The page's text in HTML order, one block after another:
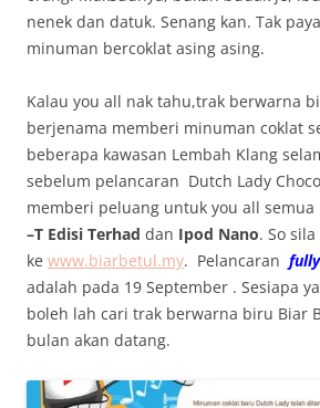
nenek dan datuk. Senang kan. Tak
minuman bercoklat asing asing.
Kalau you all nak tahu,trak berwarna
berjenama memberi minuman coklat
beberapa kawasan Lembah Klang
sebelum pelancaran Dutch Lady
memberi peluang untuk you all semua
–T Edisi Terhad dan Ipod Nano. So
ke www.biarbetul.my. Pelancaran
adalah pada 19 September . Sesiapa
boleh lah cari trak berwarna biru Biar
bulan akan datang.